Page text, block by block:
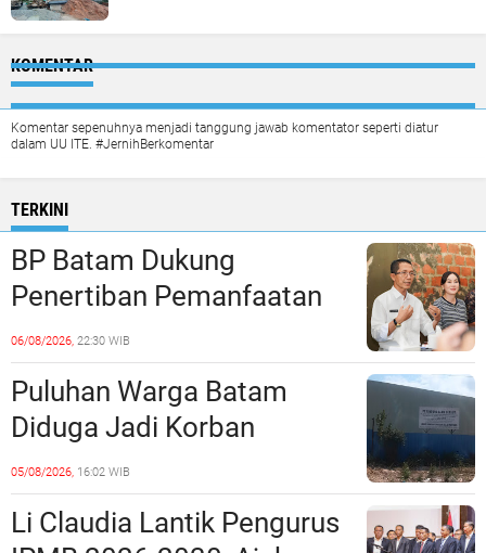
KOMENTAR
Komentar sepenuhnya menjadi tanggung jawab komentator seperti diatur
dalam UU ITE. #JernihBerkomentar
TERKINI
BP Batam Dukung
Penertiban Pemanfaatan
Ruang Laut Sesuai
Ketentuan Peraturan
Perundang-undangan
06/08/2026, 22:30 WIB
Puluhan Warga Batam
Diduga Jadi Korban
Penipuan Kavling Hingga
Miliaran Rupiah, Laporan ke
Polda Kepri Jalan di
05/08/2026, 16:02 WIB
Li Claudia Lantik Pengurus